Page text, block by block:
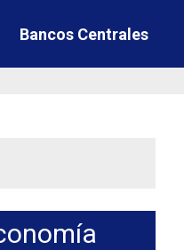
Bancos Centrales